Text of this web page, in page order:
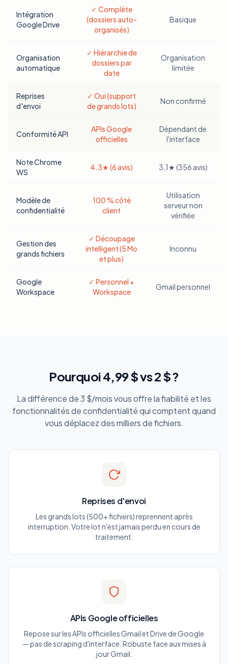
Intégration
Google Drive
✓ Complète
(dossiers auto-
organisés)
Basique
Organisation
automatique
✓ Hiérarchie de
dossiers par
date
Organisation
limitée
Reprises
d'envoi
✓ Oui (support
de grands lots)
Non confirmé
Conformité API
APIs Google
officielles
Dépendant de
l'interface
Note Chrome
WS
4.3★ (6 avis) 3,1★ (356 avis)
Modèle de
confidentialité
100 % côté
client
Utilisation
serveur non
vérifiée
Gestion des
grands fichiers
✓ Découpage
intelligent (5 Mo
et plus)
Inconnu
Google
Workspace
✓ Personnel +
Workspace
Gmail personnel
Pourquoi 4,99 $ vs 2 $ ?
La différence de 3 $/mois vous offre la fiabilité et les
fonctionnalités de confidentialité qui comptent quand
vous déplacez des milliers de fichiers.
Reprises d'envoi
Les grands lots (500+ fichiers) reprennent après
interruption. Votre lot n'est jamais perdu en cours de
traitement.
APIs Google officielles
Repose sur les APIs officielles Gmail et Drive de Google
— pas de scraping d'interface. Robuste face aux mises à
jour Gmail.